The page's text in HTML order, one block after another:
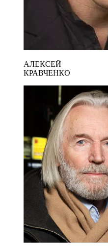
АЛЕКСЕЙ
КРАВЧЕНКО